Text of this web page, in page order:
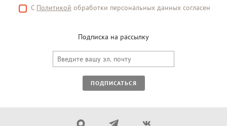
С Политикой обработки персональных данных согласен
Подписка на рассылку
ПОДПИСАТЬСЯ